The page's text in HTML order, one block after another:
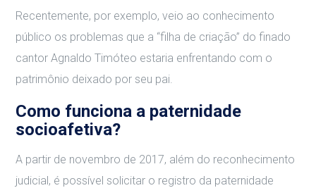
Recentemente, por exemplo, veio ao conhecimento
público os problemas que a “filha de criação” do finado
cantor Agnaldo Timóteo estaria enfrentando com o
patrimônio deixado por seu pai.
Como funciona a paternidade
socioafetiva?
A partir de novembro de 2017, além do reconhecimento
judicial, é possível solicitar o registro da paternidade